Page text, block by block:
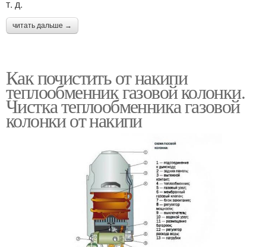
т. д.
читать дальше →
Как почистить от накипи
теплообменник газовой колонки.
Чистка теплообменника газовой
колонки от накипи